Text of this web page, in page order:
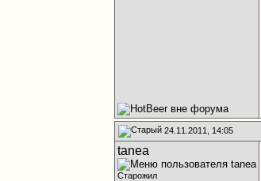
24.11.2011, 14:05
tanea
Старожил